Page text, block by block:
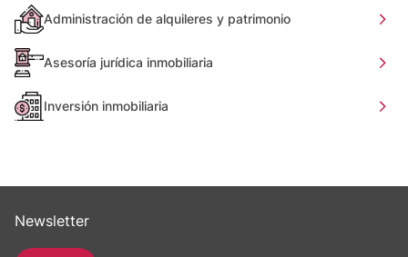
Administración de alquileres y patrimonio
Asesoría jurídica inmobiliaria
Inversión inmobiliaria
Newsletter